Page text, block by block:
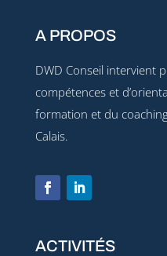
A PROPOS
DWD Conseil intervient
compétences et
formation et du
Calais.
ACTIVITÉS